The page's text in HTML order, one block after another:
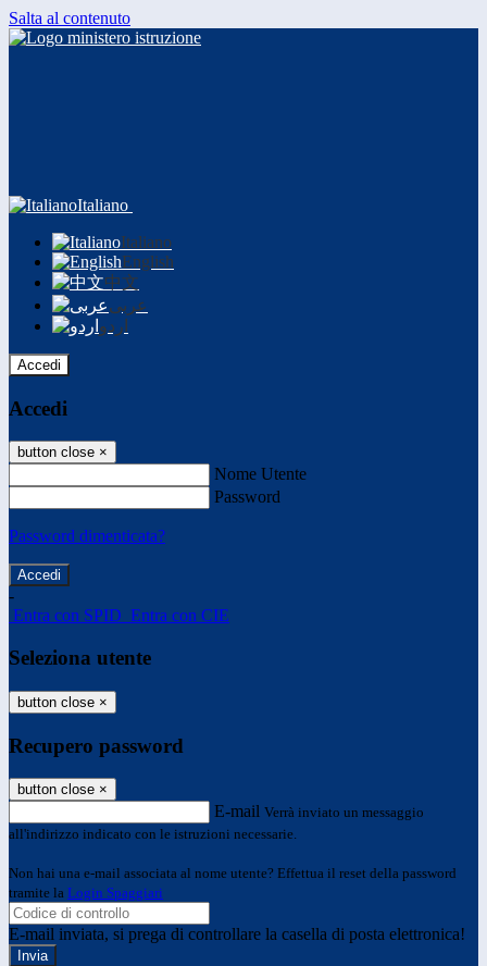
Salta al contenuto
Italiano
Italiano
English
中文
عربى
اردو
Accedi
Accedi
button close ×
Nome Utente
Password
Password dimenticata?
-
Entra con SPID Entra con CIE
Seleziona utente
button close ×
Recupero password
button close ×
E-mail Verrà inviato un messaggio
all'indirizzo indicato con le istruzioni necessarie.
Non hai una e-mail associata al nome utente? Effettua il reset della password
tramite la Login Spaggiari
E-mail inviata, si prega di controllare la casella di posta elettronica!